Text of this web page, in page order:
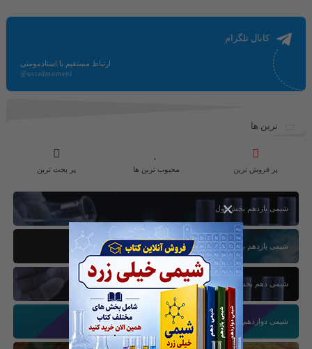
×
کانال تلگرام
ارتباط مستقیم با استادمومنی
@ostadmomeni
ترین ها
پر فروش ترین محبوب ترین ها پر بحث ترین
شیمی یازدهم بخش اول
شیمی یازدهم بخش سوم
شیمی دهم بخش اول
شیمی دوازدهم بخش سوم